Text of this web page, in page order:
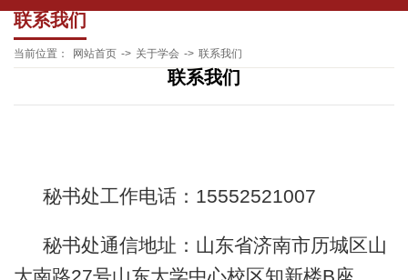
联系我们
当前位置： 网站首页 -> 关于学会 -> 联系我们
联系我们
秘书处工作电话：15552521007
秘书处通信地址：山东省济南市历城区山
大南路27号山东大学中心校区知新楼B座